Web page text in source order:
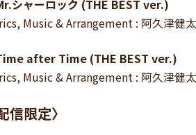
シャーロック (THE BEST ver.)
Music & Arrangement : 阿久津健
after Time (THE BEST ver.)
Music & Arrangement : 阿久津健
信限定〉